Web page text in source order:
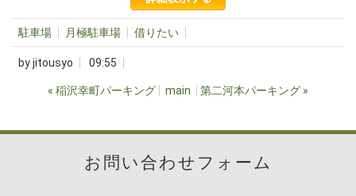
駐車場 月極駐車場 借りたい
byjitousyo 09:55
« 稲沢幸町パーキング main 第二河本パーキング »
お問い合わせフォーム